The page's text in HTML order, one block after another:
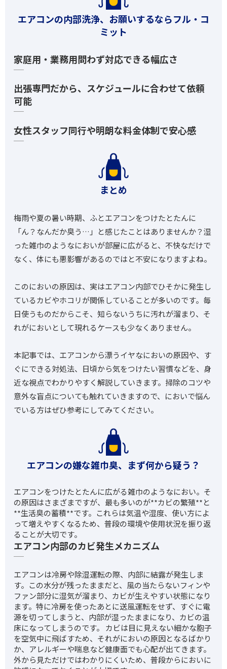
エアコンの内部洗浄、お願いするならフル・コ
ミット
家庭用・業務用問わず対応できる幅広さ
出張専門だから、スケジュールに合わせて依頼
可能
女性スタッフ同行や明朗な料金体制で安心感
まとめ
梅雨や夏の暑い時期、ふとエアコンをつけたとたんに
「ん？なんだか臭う…」と感じたことはありませんか？湿
った雑巾のようなにおいが部屋に広がると、不快なだけで
なく、体にも悪影響があるのではと不安になりますよね。
このにおいの原因は、実はエアコン内部でひそかに発生し
ているカビやホコリが関係していることが多いのです。毎
日使うものだからこそ、知らないうちに汚れが溜まり、そ
れがにおいとして現れるケースも少なくありません。
本記事では、エアコンから漂うイヤなにおいの原因や、す
ぐにできる対処法、日頃から気をつけたい習慣などを、身
近な視点でわかりやすく解説していきます。掃除のコツや
意外な盲点についても触れていきますので、においで悩ん
でいる方はぜひ参考にしてみてください。
エアコンの嫌な雑巾臭、まず何から疑う？
エアコンをつけたとたんに広がる雑巾のようなにおい。そ
の原因はさまざまですが、最も多いのが**カビの繁殖**と
**生活臭の蓄積**です。これらは気温や湿度、使い方によ
って増えやすくなるため、普段の環境や使用状況を振り返
ることが大切です。
エアコン内部のカビ発生メカニズム
エアコンは冷房や除湿運転の際、内部に結露が発生しま
す。この水分が残ったままだと、風の当たらないフィンや
ファン部分に湿気が溜まり、カビが生えやすい状態になり
ます。特に冷房を使ったあとに送風運転をせず、すぐに電
源を切ってしまうと、内部が湿ったままになり、カビの温
床になってしまうのです。 カビは目に見えない細かな胞子
を空気中に飛ばすため、それがにおいの原因となるばかり
か、アレルギーや喘息など健康面でも心配が出てきます。
外から見ただけではわかりにくいため、普段からにおいに